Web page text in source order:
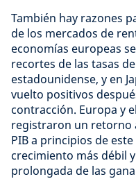
También hay razones
de los mercados de
economías europeas
recortes de las tasas
estadounidense, y en
vuelto positivos
contracción. Europa y
registraron un retorno
PIB a principios de
crecimiento más débil
prolongada de las